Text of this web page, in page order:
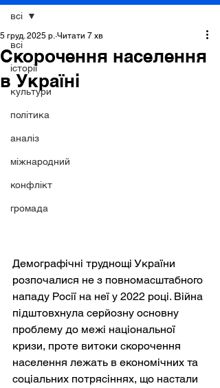
всі
історії
культури
політика
аналіз
міжнародний
конфлікт
громада
всі
Скорочення населення
в Україні
5 груд. 2025 р. Читати 7 хв
Демографічні труднощі України
розпочалися не з повномасштабного
нападу Росії на неї у 2022 році. Війна
підштовхнула серйозну основну
проблему до межі національної
кризи, проте витоки скорочення
населення лежать в економічних та
соціальних потрясіннях, що настали